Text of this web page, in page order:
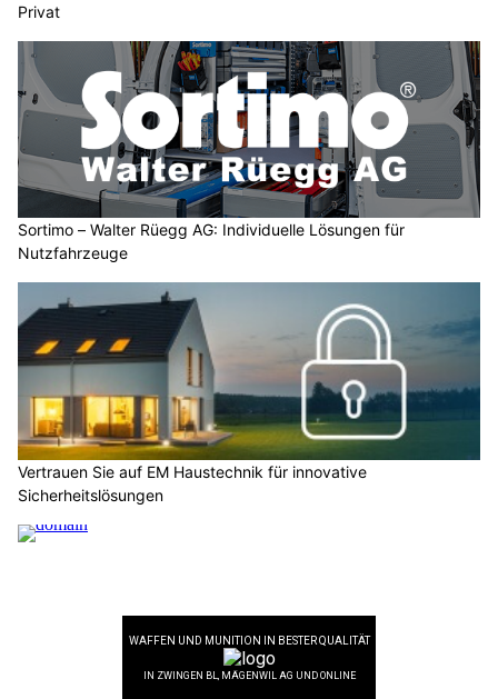
Privat
Sortimo – Walter Rüegg AG: Individuelle Lösungen für
Nutzfahrzeuge
Vertrauen Sie auf EM Haustechnik für innovative
Sicherheitslösungen